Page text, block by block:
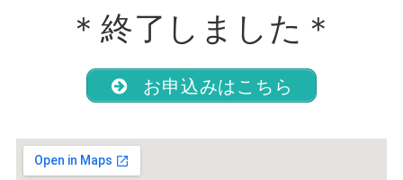
＊終了しました＊
お申込みはこちら